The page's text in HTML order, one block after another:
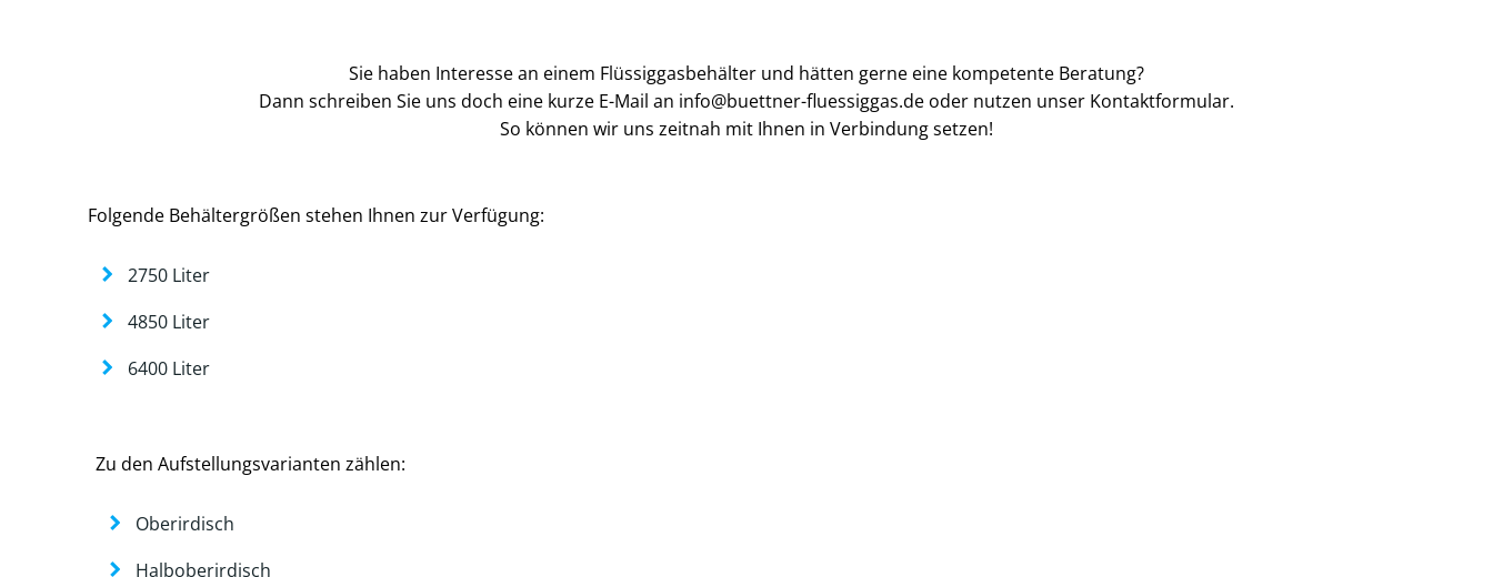
Sie haben Interesse an einem Flüssiggasbehälter und hätten gerne eine kompetente Beratung?
Dann schreiben Sie uns doch eine kurze E-Mail an info@buettner-fluessiggas.de oder nutzen unser Kontaktformular.
So können wir uns zeitnah mit Ihnen in Verbindung setzen!
Folgende Behältergrößen stehen Ihnen zur Verfügung:
2750 Liter
4850 Liter
6400 Liter
Zu den Aufstellungsvarianten zählen:
Oberirdisch
Halboberirdisch